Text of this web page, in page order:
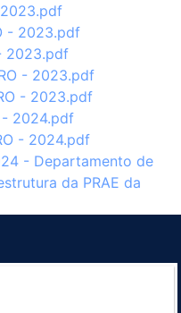
2023.pdf
- 2023.pdf
2023.pdf
- 2023.pdf
- 2023.pdf
- 2024.pdf
- 2024.pdf
- Departamento de
da PRAE da